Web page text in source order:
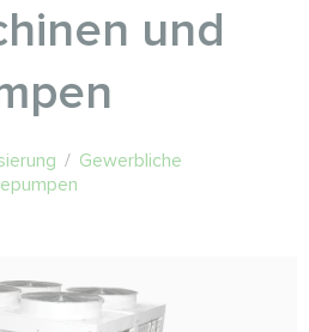
und
/ Gewerbliche